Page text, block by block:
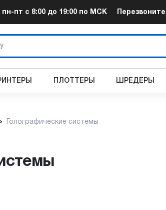
пн-пт с 8:00 до 19:00 по МСК
ПЛОТТЕРЫ ШРЕДЕРЫ
Голографические системы